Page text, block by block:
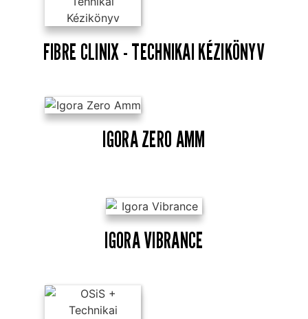
FIBRE CLINIX - TECHNIKAI KÉZIKÖNYV
IGORA ZERO AMM
IGORA VIBRANCE